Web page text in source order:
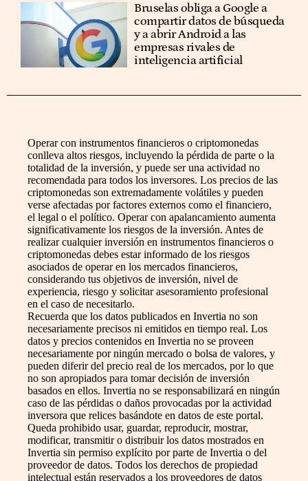
Bruselas obliga a Google a
compartir datos de búsqueda
y a abrir Android a las
empresas rivales de
inteligencia artificial
Operar con instrumentos financieros o criptomonedas
conlleva altos riesgos, incluyendo la pérdida de parte o la
totalidad de la inversión, y puede ser una actividad no
recomendada para todos los inversores. Los precios de las
criptomonedas son extremadamente volátiles y pueden
verse afectadas por factores externos como el financiero,
el legal o el político. Operar con apalancamiento aumenta
significativamente los riesgos de la inversión. Antes de
realizar cualquier inversión en instrumentos financieros o
criptomonedas debes estar informado de los riesgos
asociados de operar en los mercados financieros,
considerando tus objetivos de inversión, nivel de
experiencia, riesgo y solicitar asesoramiento profesional
en el caso de necesitarlo.
Recuerda que los datos publicados en Invertia no son
necesariamente precisos ni emitidos en tiempo real. Los
datos y precios contenidos en Invertia no se proveen
necesariamente por ningún mercado o bolsa de valores, y
pueden diferir del precio real de los mercados, por lo que
no son apropiados para tomar decisión de inversión
basados en ellos. Invertia no se responsabilizará en ningún
caso de las pérdidas o daños provocadas por la actividad
inversora que relices basándote en datos de este portal.
Queda prohibido usar, guardar, reproducir, mostrar,
modificar, transmitir o distribuir los datos mostrados en
Invertia sin permiso explícito por parte de Invertia o del
proveedor de datos. Todos los derechos de propiedad
intelectual están reservados a los proveedores de datos